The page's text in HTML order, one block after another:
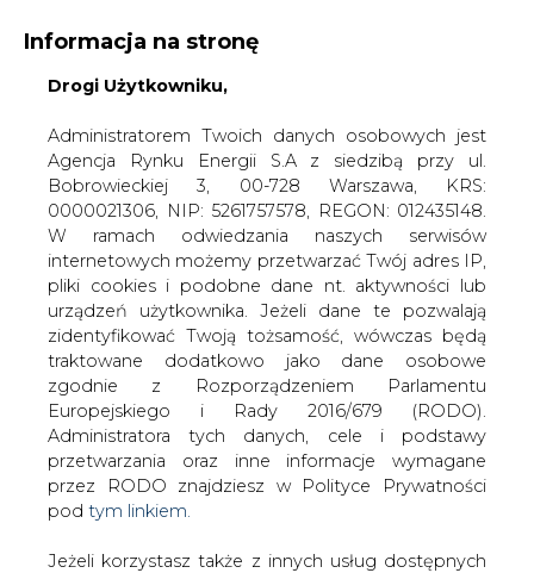
KONTAKT:
WYDAWCA PORTALU:
WYSOKI KONTRAST A A
ZALOGUJ SIĘ
WŁĄCZ CIRE.TV
Informacja na stronę
Drogi Użytkowniku,
Administratorem Twoich danych osobowych jest
Agencja Rynku Energii S.A z siedzibą przy ul.
Bobrowieckiej 3, 00-728 Warszawa, KRS:
0000021306, NIP: 5261757578, REGON: 012435148.
W ramach odwiedzania naszych serwisów
internetowych możemy przetwarzać Twój adres IP,
pliki cookies i podobne dane nt. aktywności lub
urządzeń użytkownika. Jeżeli dane te pozwalają
zidentyfikować Twoją tożsamość, wówczas będą
traktowane dodatkowo jako dane osobowe
zgodnie z Rozporządzeniem Parlamentu
Europejskiego i Rady 2016/679 (RODO).
Administratora tych danych, cele i podstawy
przetwarzania oraz inne informacje wymagane
przez RODO znajdziesz w Polityce Prywatności
pod tym linkiem.
Jeżeli korzystasz także z innych usług dostępnych